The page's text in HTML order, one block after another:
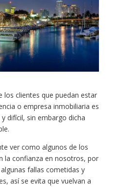
los clientes que puedan estar
o empresa inmobiliaria es
difícil, sin embargo dicha
ver como algunos de los
la confianza en nosotros, por
fallas cometidas y
así se evita que vuelvan a